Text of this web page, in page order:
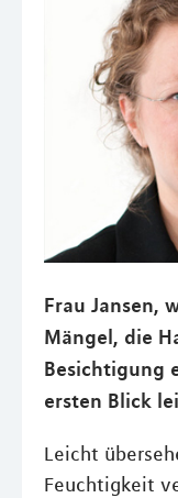
Frau Jansen,
Mängel, die
Besichtigung
ersten Blick
Leicht
Feuchtigkeit